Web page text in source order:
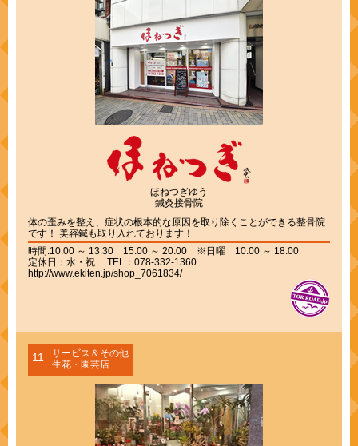
ほねつぎゆう
鍼灸接骨院
体の歪みを整え、症状の根本的な原因を取り除くことができる整骨院
です！ 美容鍼も取り入れております！
時間:10:00 ～ 13:30 15:00 ～ 20:00 ※日曜 10:00 ～ 18:00
定休日：水・祝 TEL：078-332-1360
http://www.ekiten.jp/shop_7061834/
11
サービス＆その他
生花・園芸店